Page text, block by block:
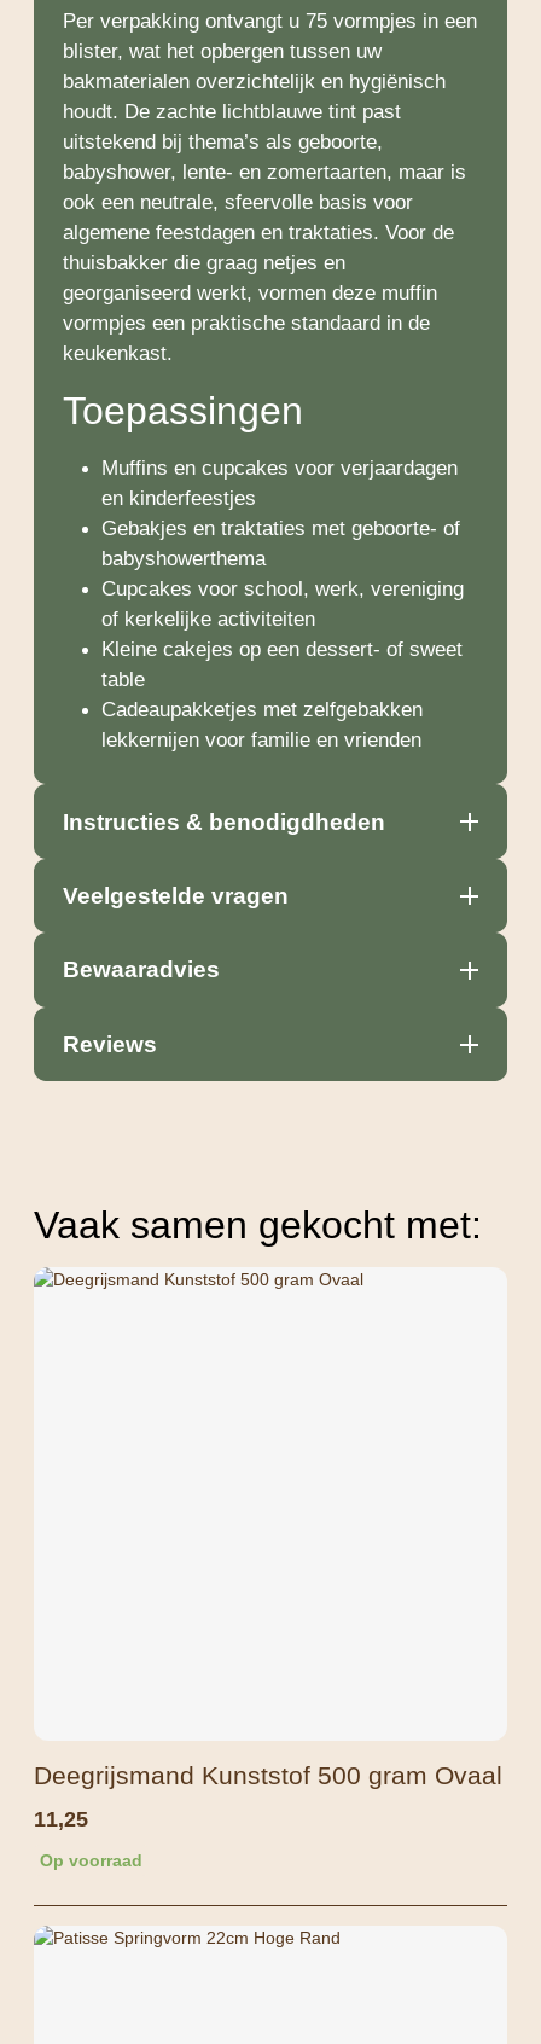
Per verpakking ontvangt u 75 vormpjes in een
blister, wat het opbergen tussen uw
bakmaterialen overzichtelijk en hygiënisch
houdt. De zachte lichtblauwe tint past
uitstekend bij thema’s als geboorte,
babyshower, lente- en zomertaarten, maar is
ook een neutrale, sfeervolle basis voor
algemene feestdagen en traktaties. Voor de
thuisbakker die graag netjes en
georganiseerd werkt, vormen deze muffin
vormpjes een praktische standaard in de
keukenkast.
Toepassingen
Muffins en cupcakes voor verjaardagen
en kinderfeestjes
Gebakjes en traktaties met geboorte- of
babyshowerthema
Cupcakes voor school, werk, vereniging
of kerkelijke activiteiten
Kleine cakejes op een dessert- of sweet
table
Cadeaupakketjes met zelfgebakken
lekkernijen voor familie en vrienden
Instructies & benodigdheden
Veelgestelde vragen
Bewaaradvies
Reviews
Vaak samen gekocht met:
Deegrijsmand Kunststof 500 gram Ovaal
11,25
Op voorraad